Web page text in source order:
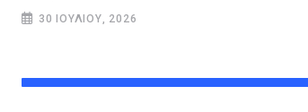
30 ΙΟΥΛΊΟΥ, 2026